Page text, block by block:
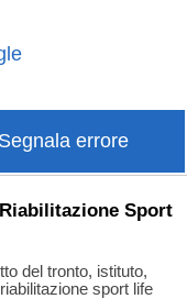
Segnala errore
Sport
del tronto, istituto,
sport life